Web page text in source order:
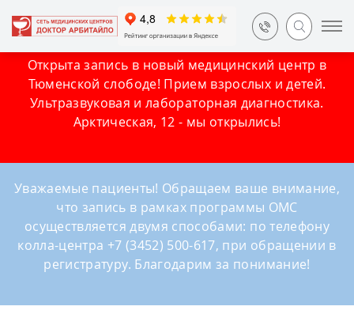
Открыта запись в новый медицинский центр в
Тюменской слободе! Прием взрослых и детей.
Ультразвуковая и лабораторная диагностика.
Арктическая, 12 - мы открылись!
Уважаемые пациенты! Обращаем ваше внимание,
что запись в рамках программы ОМС
осуществляется двумя способами: по телефону
колла-центра +7 (3452) 500-617, при обращении в
регистратуру. Благодарим за понимание!